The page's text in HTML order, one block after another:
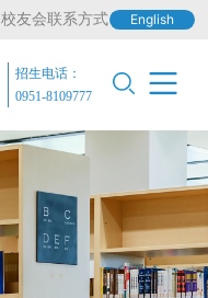
校友会联系方式 English
招生电话：
0951-8109777